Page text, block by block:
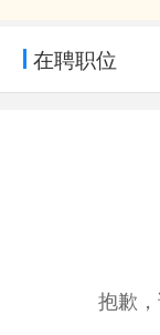
在聘职位
抱歉